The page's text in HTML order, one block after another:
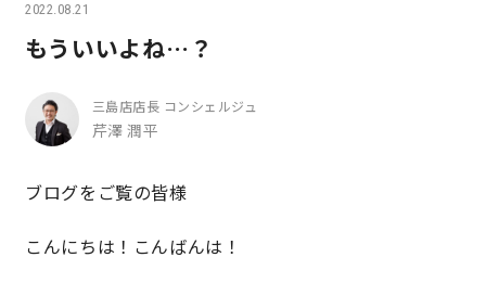
スタッフブログ
2022.08.21
もういいよね…？
三島店店長 コンシェルジュ
芹澤 潤平
ブログをご覧の皆様
こんにちは！こんばんは！